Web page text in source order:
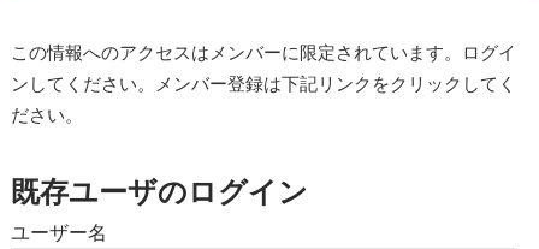
この情報へのアクセスはメンバーに限定されています。ログイ
ンしてください。メンバー登録は下記リンクをクリックしてく
ださい。
既存ユーザのログイン
ユーザー名